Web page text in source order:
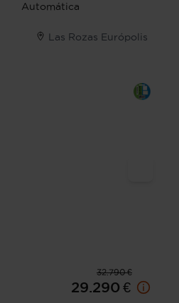
Automática
Las Rozas Európolis
32.790 €
29.290 €